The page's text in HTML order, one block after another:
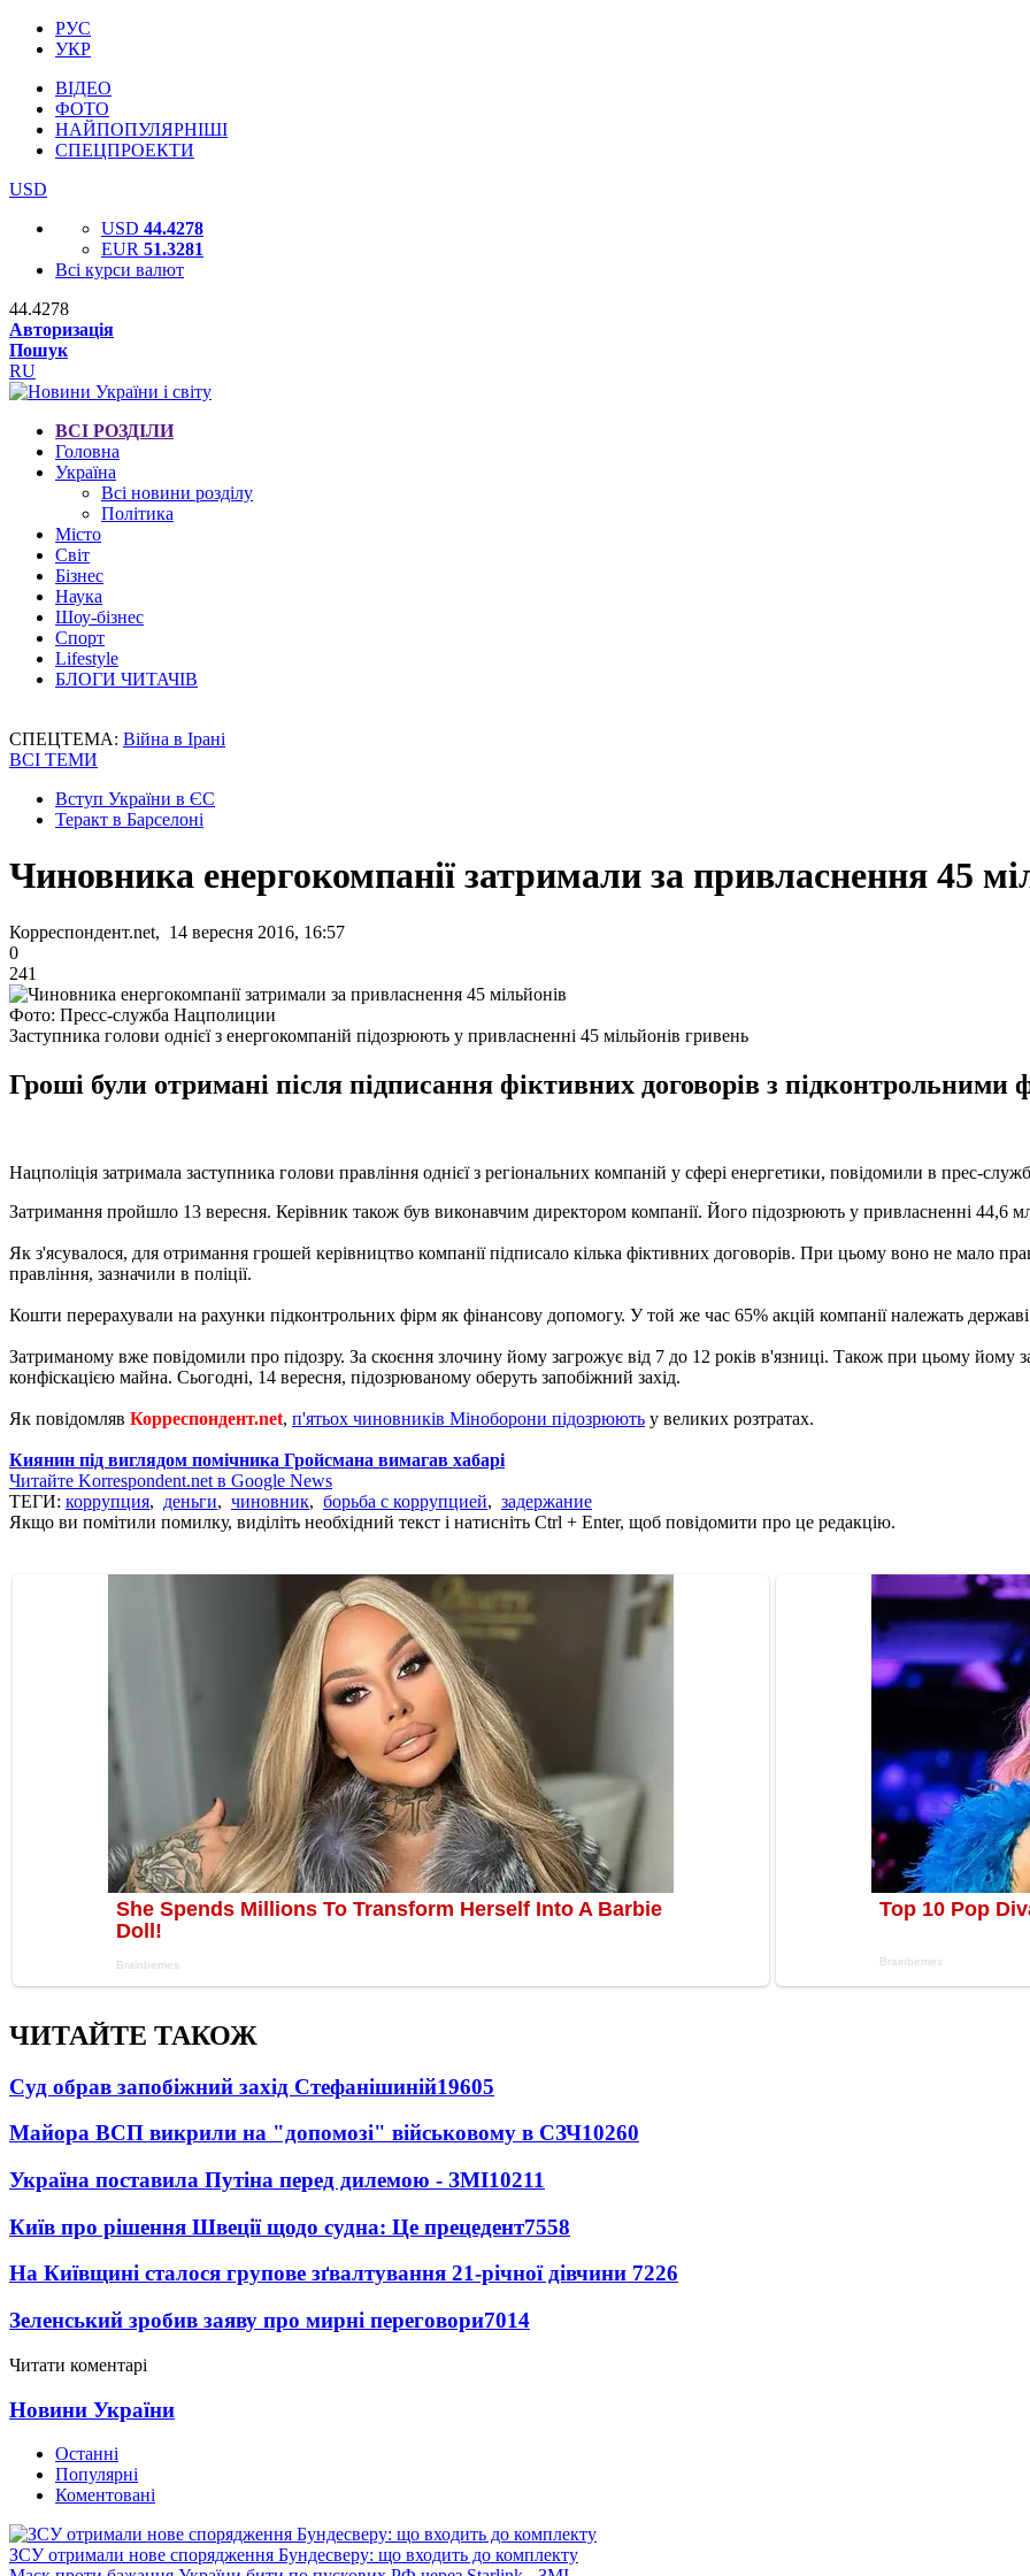
РУС
УКР
ВІДЕО
ФОТО
НАЙПОПУЛЯРНІШІ
СПЕЦПРОЕКТИ
USD
USD 44.4278
EUR 51.3281
Всі курси валют
44.4278
Авторизація
Пошук
RU
ВСІ РОЗДІЛИ
Головна
Україна
Всі новини розділу
Політика
Місто
Світ
Бізнес
Наука
Шоу-бізнес
Спорт
Lifestyle
БЛОГИ ЧИТАЧІВ
СПЕЦТЕМА: Війна в Ірані
ВСІ ТЕМИ
Вступ України в ЄС
Теракт в Барселоні
Чиновника енергокомпанії затримали за привласнення 45
Корреспондент.net, 14 вересня 2016, 16:57
0
241
Фото: Пресс-служба Нацполиции
Заступника голови однієї з енергокомпаній підозрюють у привласненні 45 мільйонів гривень
Гроші були отримані після підписання фіктивних договорів з підконтрольними
Нацполіція затримала заступника голови правління однієї з регіональних компаній у сфері енергетики, повідомили в прес-
Затримання пройшло 13 вересня. Керівник також був виконавчим директором компанії. Його підозрюють у привласненні 44,6
Як з'ясувалося, для отримання грошей керівництво компанії підписало кілька фіктивних договорів. При цьому воно не мало
правління, зазначили в поліції.
Кошти перерахували на рахунки підконтрольних фірм як фінансову допомогу. У той же час 65% акцій компанії належать
Затриманому вже повідомили про підозру. За скоєння злочину йому загрожує від 7 до 12 років в'язниці. Також при цьому йому
конфіскацією майна. Сьогодні, 14 вересня, підозрюваному оберуть запобіжний захід.
Як повідомляв Корреспондент.net, п'ятьох чиновників Міноборони підозрюють у великих розтратах.
Киянин під виглядом помічника Гройсмана вимагав хабарі
Читайте Korrespondent.net в Google News
ТЕГИ: коррупция, деньги, чиновник, борьба с коррупцией, задержание
Якщо ви помітили помилку, виділіть необхідний текст і натисніть Ctrl + Enter, щоб повідомити про це редакцію.
ЧИТАЙТЕ ТАКОЖ
Суд обрав запобіжний захід Стефанішиній19605
Майора ВСП викрили на "допомозі" військовому в СЗЧ10260
Україна поставила Путіна перед дилемою - ЗМІ10211
Київ про рішення Швеції щодо судна: Це прецедент7558
На Київщині сталося групове зґвалтування 21-річної дівчини 7226
Зеленський зробив заяву про мирні переговори7014
Читати коментарі
Новини України
Останні
Популярні
Коментовані
ЗСУ отримали нове спорядження Бундесверу: що входить до комплекту